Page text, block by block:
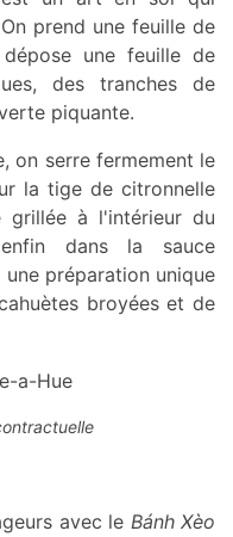
prend une feuille de
une feuille de
des tranches de
piquante.
on serre fermement le
la tige de citronnelle
grillée à l'intérieur du
dans la sauce
une préparation unique
broyées et de
avec le Bánh Xèo